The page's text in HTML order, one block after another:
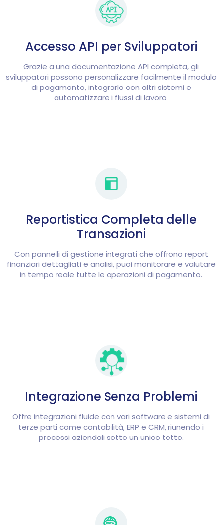
Accesso API per Sviluppatori
Grazie a una documentazione API completa, gli
sviluppatori possono personalizzare facilmente il modulo
di pagamento, integrarlo con altri sistemi e
automatizzare i flussi di lavoro.
Reportistica Completa delle
Transazioni
Con pannelli di gestione integrati che offrono report
finanziari dettagliati e analisi, puoi monitorare e valutare
in tempo reale tutte le operazioni di pagamento.
Integrazione Senza Problemi
Offre integrazioni fluide con vari software e sistemi di
terze parti come contabilità, ERP e CRM, riunendo i
processi aziendali sotto un unico tetto.